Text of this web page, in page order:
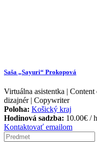
Saša „Sayuri“ Prokopová
Virtuálna asistentka |
dizajnér | Copywriter
Poloha: Košický kraj
Hodinová sadzba: 10.00€ /
Kontaktovať emailom